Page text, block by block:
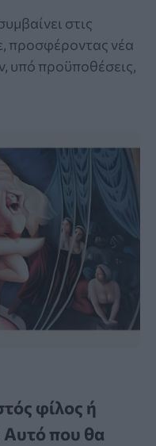
στις
προσφέροντας νέα
υπό προϋποθέσεις,
φίλος ή
που θα